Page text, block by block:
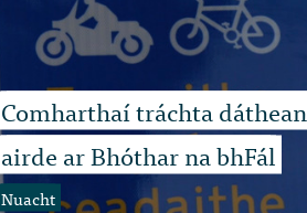
Comharthaí tráchta
airde ar Bhóthar na bhFál
Nuacht